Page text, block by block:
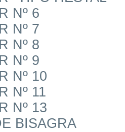
Nº 6
Nº 7
Nº 8
Nº 9
Nº 10
Nº 11
Nº 13
BISAGRA